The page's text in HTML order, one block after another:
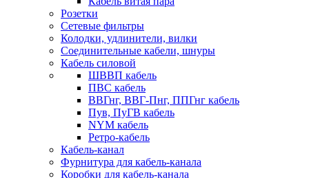
Розетки
Сетевые фильтры
Колодки, удлинители, вилки
Соединительные кабели, шнуры
Кабель силовой
ШВВП кабель
ПВС кабель
ВВГнг, ВВГ-Пнг, ППГнг кабель
Пув, ПуГВ кабель
NYM кабель
Ретро-кабель
Кабель-канал
Фурнитура для кабель-канала
Коробки для кабель-канала